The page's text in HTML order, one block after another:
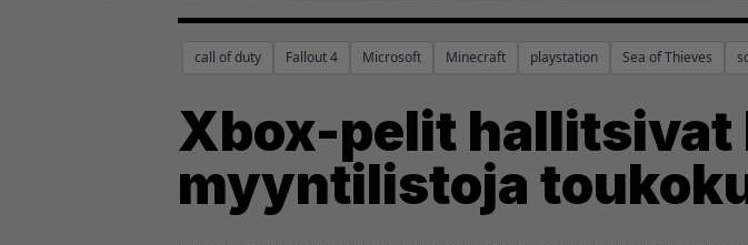
call of duty Fallout 4 Microsoft Minecraft playstation Sea of Thieves
Xbox-pelit hallitsivat
myyntilistoja